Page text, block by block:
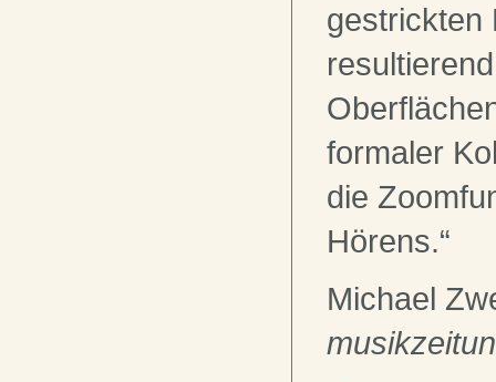
gestrickten
formaler
die
Hörens.“
Michael